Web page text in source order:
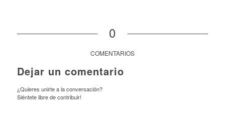
0
COMENTARIOS
Dejar un comentario
¿Quieres unirte a la conversación?
Siéntete libre de contribuir!